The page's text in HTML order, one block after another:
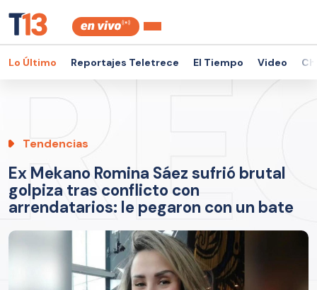
Lo Último Reportajes Teletrece El Tiempo Video
Tendencias
Ex Mekano Romina Sáez sufrió brutal
golpiza tras conflicto con
arrendatarios: le pegaron con un bate